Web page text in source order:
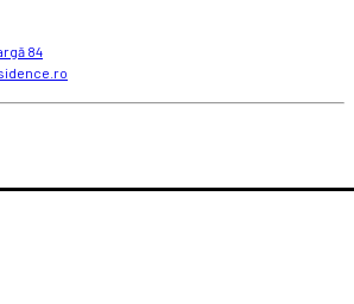
84